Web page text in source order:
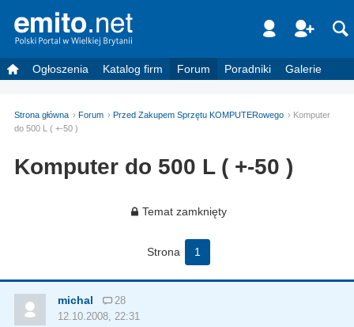
Ogłoszenia Katalog firm Forum Poradniki Galerie
Strona główna Forum Przed Zakupem Sprzętu KOMPUTERowego
Komputer
do 500 L ( +-50 )
Komputer do 500 L ( +-50 )
Temat zamknięty
Strona 1
michal
28
12.10.2008, 22:31